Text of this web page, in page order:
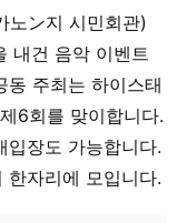
노ン지 시민회관)
내건 음악 이벤트
동 주최는 하이스태
6회를 맞이합니다.
장도 가능합니다.
자리에 모입니다.